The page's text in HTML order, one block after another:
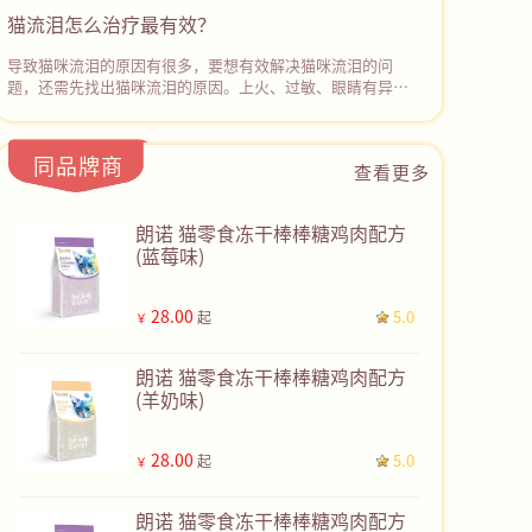
面，‌去除分泌物和污垢。然后使用抗生素眼药水或眼膏进行
院诊治。
猫流泪怎么治疗最有效？
导致猫咪流泪的原因有很多，要想有效解决猫咪流泪的问
题，还需先找出猫咪流泪的原因。上火、过敏、眼睛有异
果不确定病因且猫咪持续流眼泪，建议及时带猫咪去宠物医
院检查，根据检查结果采取对应的治疗措施，彻底解决猫咪
流泪的问题。
同品牌商 查看更多
朗诺 猫零食冻干棒棒糖鸡肉配方
(蓝莓味)
￥ 28.00 起 5.0
朗诺 猫零食冻干棒棒糖鸡肉配方
(羊奶味)
￥ 28.00 起 5.0
朗诺 猫零食冻干棒棒糖鸡肉配方